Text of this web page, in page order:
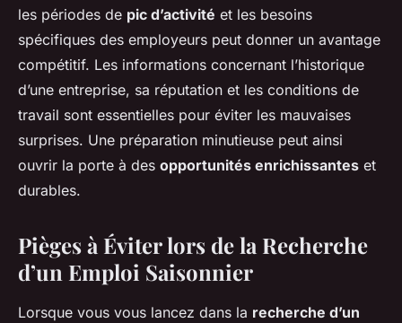
les périodes de pic d’activité et les besoins
spécifiques des employeurs peut donner un avantage
compétitif. Les informations concernant l’historique
d’une entreprise, sa réputation et les conditions de
travail sont essentielles pour éviter les mauvaises
surprises. Une préparation minutieuse peut ainsi
ouvrir la porte à des opportunités enrichissantes et
durables.
Pièges à Éviter lors de la Recherche
d’un Emploi Saisonnier
Lorsque vous vous lancez dans la recherche d’un